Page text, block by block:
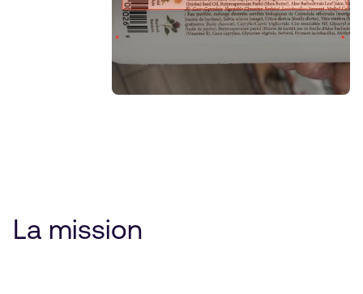
La mission